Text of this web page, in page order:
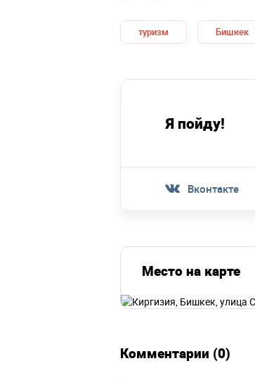
туризм Бишкек
Я пойду!
Вконтакте
Место на карте
Комментарии (0)